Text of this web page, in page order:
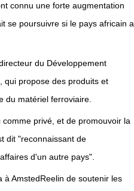
connu une forte augmentation
se poursuivre si le pays africain a
du Développement
qui propose des produits et
du matériel ferroviaire.
privé, et de promouvoir la
dit "reconnaissant de
d'un autre pays".
AmstedReelin de soutenir les